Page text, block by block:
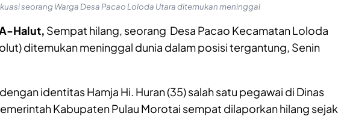
seorang Warga Desa Pacao Loloda Utara ditemukan meninggal
Halut, Sempat hilang, seorang Desa Pacao Kecamatan Loloda
ditemukan meninggal dunia dalam posisi tergantung, Senin
identitas Hamja Hi. Huran (35) salah satu pegawai di Dinas
Kabupaten Pulau Morotai sempat dilaporkan hilang sejak